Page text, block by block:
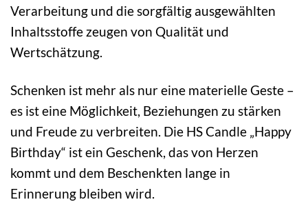
Verarbeitung und die sorgfältig ausgewählten
Inhaltsstoffe zeugen von Qualität und
Wertschätzung.
Schenken ist mehr als nur eine materielle Geste –
es ist eine Möglichkeit, Beziehungen zu stärken
und Freude zu verbreiten. Die HS Candle „Happy
Birthday“ ist ein Geschenk, das von Herzen
kommt und dem Beschenkten lange in
Erinnerung bleiben wird.